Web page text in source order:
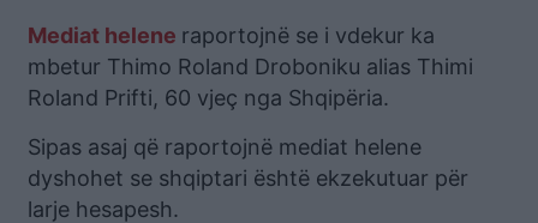
Mediat helene raportojnë se i vdekur ka
mbetur Thimo Roland Droboniku alias Thimi
Roland Prifti, 60 vjeç nga Shqipëria.
Sipas asaj që raportojnë mediat helene
dyshohet se shqiptari është ekzekutuar për
larje hesapesh.